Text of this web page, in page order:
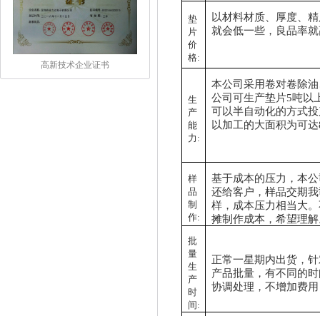
高新技术企业证书
垫
片
价
格:
以材料材质、厚度、
就会低一些，良品率
生
产
能
力:
本公司采用卷对卷除
公司可生产垫片5吨以
可以半自动化的方式
以加工的大面积为可达
样
品
制
作:
基于成本的压力， 本
还给客户， 样品交期
样，成本压力相当大
摊制作成本 ，希望理
批
量
生
产
时
间:
正常一星期内出货，
产品批量，有不同的
协调处理，不增加费